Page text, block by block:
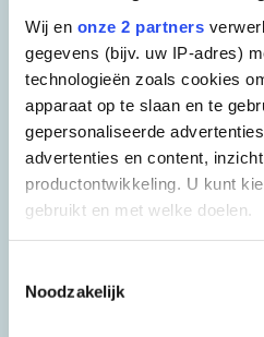
Wij en onze 2 partners
gegevens (bijv. uw IP-adres)
technologieën zoals cookies
apparaat op te slaan en te
gepersonaliseerde
advertenties en content,
productontwikkeling. U kunt
gebruikt en met welke doelen.
Informatie verzamelen
Noodzakelijk
#teamvivium
Aanmelden
Vivium Zorggroep